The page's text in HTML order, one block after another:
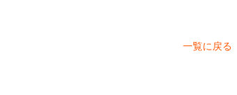
一覧に戻る